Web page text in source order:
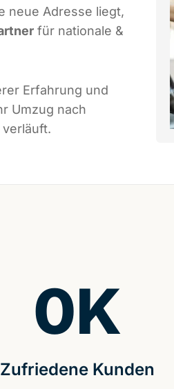
neue Adresse liegt,
für nationale &
Erfahrung und
Umzug nach
Zufriedene Kunden
0K